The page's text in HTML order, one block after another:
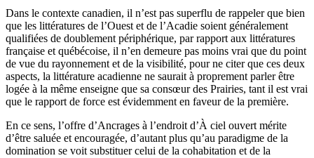
Dans le contexte canadien, il n’est pas superflu de rappeler que bien
que les littératures de l’Ouest et de l’Acadie soient généralement
qualifiées de doublement périphérique, par rapport aux littératures
française et québécoise, il n’en demeure pas moins vrai que du point
de vue du rayonnement et de la visibilité, pour ne citer que ces deux
aspects, la littérature acadienne ne saurait à proprement parler être
logée à la même enseigne que sa consœur des Prairies, tant il est vrai
que le rapport de force est évidemment en faveur de la première.
En ce sens, l’offre d’Ancrages à l’endroit d’À ciel ouvert mérite
d’être saluée et encouragée, d’autant plus qu’au paradigme de la
domination se voit substituer celui de la cohabitation et de la